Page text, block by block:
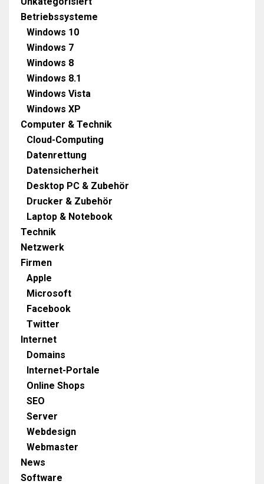
Betriebssysteme
Windows 10
Windows 7
Windows 8
Windows 8.1
Windows Vista
Windows XP
Computer & Technik
Cloud-Computing
Datenrettung
Datensicherheit
Desktop PC & Zubehör
Drucker & Zubehör
Laptop & Notebook
Technik
Netzwerk
Firmen
Apple
Microsoft
Facebook
Twitter
Internet
Domains
Internet-Portale
Online Shops
SEO
Server
Webdesign
Webmaster
News
Software